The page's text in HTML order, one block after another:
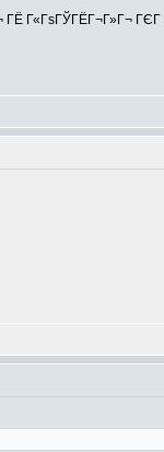
ГЁ Г«ГѕГЎГЁГ¬Г»Г¬